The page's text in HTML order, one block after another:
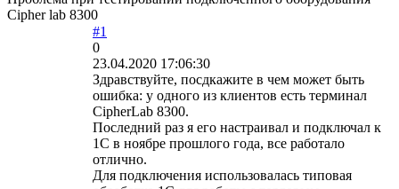
Cipher lab 8300
#1
0
23.04.2020 17:06:30
Здравствуйте, посдкажите в чем может быть
ошибка: у одного из клиентов есть терминал
CipherLab 8300.
Последний раз я его настраивал и подключал к
1С в ноябре прошлого года, все работало
отлично.
Для подключения использовалась типовая